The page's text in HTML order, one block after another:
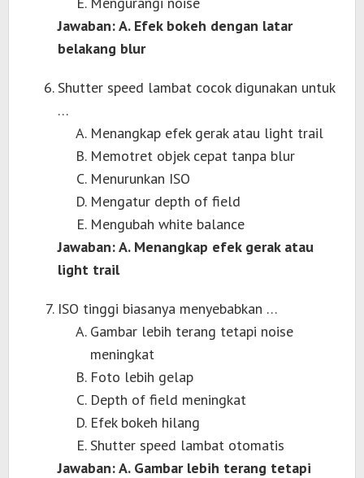
Jawaban: A. Efek bokeh dengan latar
belakang blur
Shutter speed lambat cocok digunakan untuk
…
Menangkap efek gerak atau light trail
Memotret objek cepat tanpa blur
Menurunkan ISO
Mengatur depth of field
Mengubah white balance
Jawaban: A. Menangkap efek gerak atau
light trail
ISO tinggi biasanya menyebabkan …
Gambar lebih terang tetapi noise
meningkat
Foto lebih gelap
Depth of field meningkat
Efek bokeh hilang
Shutter speed lambat otomatis
Jawaban: A. Gambar lebih terang tetapi